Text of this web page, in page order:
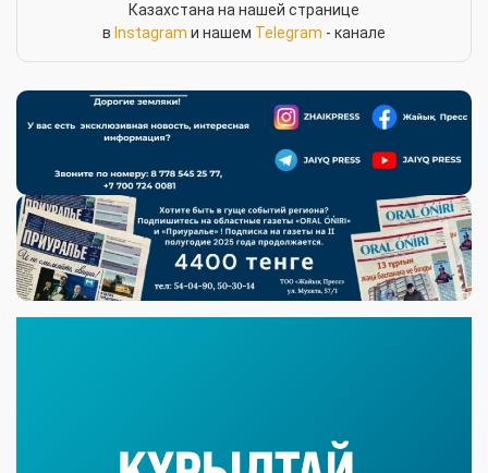
Казахстана на нашей странице
в Instagram и нашем Telegram - канале